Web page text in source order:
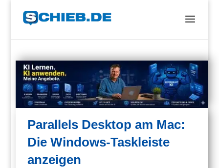
Parallels Desktop am Mac:
Die Windows-Taskleiste
anzeigen